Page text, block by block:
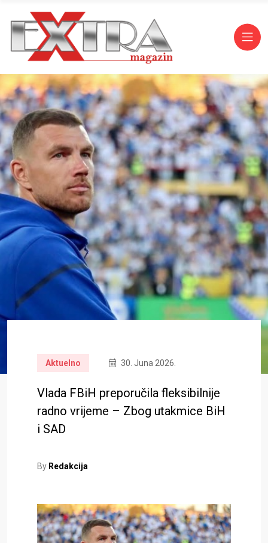
Aktuelno 30. Juna 2026.
Vlada FBiH preporučila fleksibilnije
radno vrijeme – Zbog utakmice BiH
i SAD
By Redakcija